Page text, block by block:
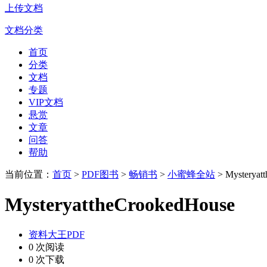
上传文档
文档分类
首页
分类
文档
专题
VIP文档
悬赏
文章
问答
帮助
当前位置： 首页 > PDF图书 > 畅销书 > 小蜜蜂全站 >
MysteryattheCrookedHouse
资料大王PDF
0 次阅读
0 次下载